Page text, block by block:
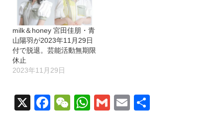
milk＆honey 宮田佳朋・青
山陽羽が2023年11月29日
付で脱退。芸能活動無期限
休止
2023年11月29日
X Facebook
WeChat
WhatsApp
GmailEmail